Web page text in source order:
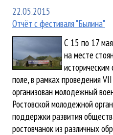
22.05.2015
Отчёт с фестиваля "Былина"
С 15 по 17
на месте
поле, в рамках проведения
организован молодежный
Ростовской молодежной
поддержки развития
ростовчанок из различных